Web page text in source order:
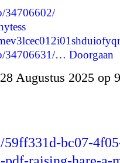
34706602/
34706631/… Doorgaan
Augustus 2025 op
bc07-